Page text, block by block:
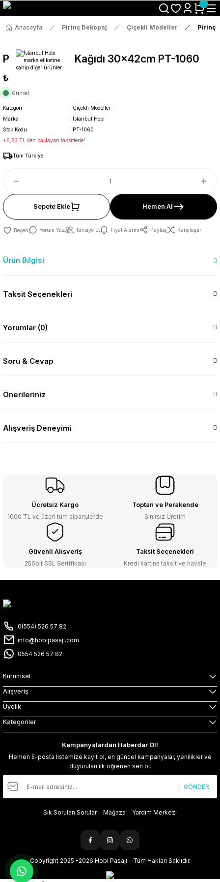
Size Özel "HG10" Koduyla Sepette Hemen %10 İndirimi Kaçırma
Anasayfa Pirinç Dekopaj Çiçekli Modeller Pirinç
Pirinç Dekopaj Kağıdı 30x42cm PT-1060
₺36
Güncel
Kategori
Çiçekli Modeller
Marka
İstanbul Hobi
Stok Kodu
PT-1060
*6,83 TL den başlayan taksitlerle!
Tüm Türkiye
Sepete Ekle Hemen Al
Yorum Yaz Tavsiye Et Fiyat Alarmı Paylaş Karşılaştır
Ürün Bilgisi
Taksit Seçenekleri
Yorumlar (0)
Soru & Cevap
Önerileriniz
Alışveriş Deneyimi
Ücretsiz Kargo
1000 TL ve üzeri tüm siparişlerde
Toptan ve Perakende
Sınırsız Üretim
Güvenli Alışveriş
256bit SSL Sertifikası
Taksit Seçenekleri
Kredi kartına taksit ve havale
0(554) 526 57 82
info@hobipasaji.com
0554 526 57 82
Kurumsal
Alışveriş
Üyelik
Kategoriler
Kampanyalardan Haberdar Ol!
Hemen E-posta listemize kayıt ol, en güncel kampanyalar, yenilikler ve
duyuruları ilk öğrenen sen ol.
GÖNDER
Sık Sorulan Sorular Mağaza Yardım Merkezi
Copyright 2025 -2026 Hobi Pasajı - Tüm Hakları Saklıdır.